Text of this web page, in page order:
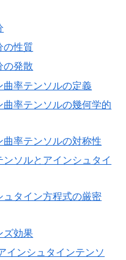
の性質
の発散
率テンソルの定義
率テンソルの幾何学的
率テンソルの対称性
ソルとアインシュタイ
タイン方程式の厳密
ズ効果
インシュタインテンソ